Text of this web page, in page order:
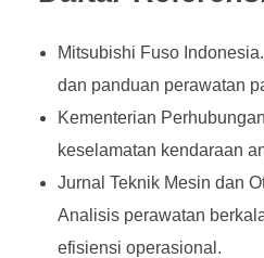
Mitsubishi Fuso
dan panduan perawatan
Kementerian
keselamatan kendaraan
Jurnal Teknik Mesin dan
Analisis perawatan
efisiensi operasional.